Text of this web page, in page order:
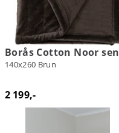
140x260 Brun
2 199,-